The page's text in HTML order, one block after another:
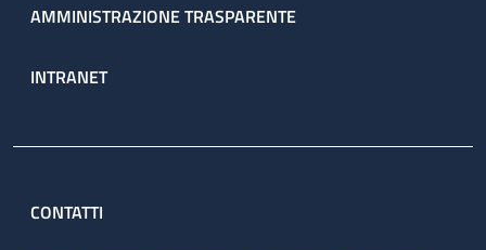
AMMINISTRAZIONE TRASPARENTE
INTRANET
CONTATTI